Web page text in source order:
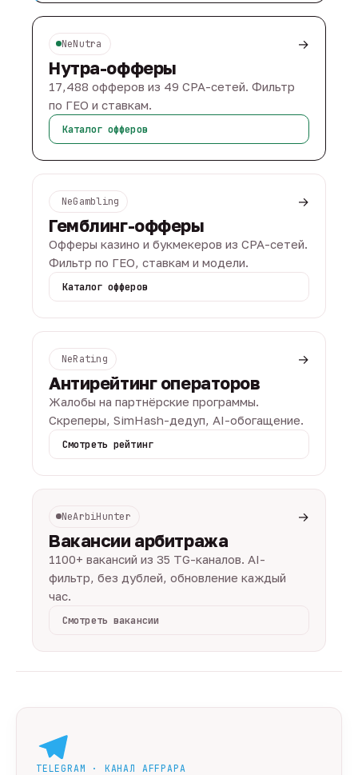
NeNutra →
Нутра-офферы
17,488 офферов из 49 CPA-сетей. Фильтр
по ГЕО и ставкам.
Каталог офферов
NeGambling →
Гемблинг-офферы
Офферы казино и букмекеров из CPA-сетей.
Фильтр по ГЕО, ставкам и модели.
Каталог офферов
NeRating →
Антирейтинг операторов
Жалобы на партнёрские программы.
Скреперы, SimHash-дедуп, AI-обогащение.
Смотреть рейтинг
NeArbiHunter →
Вакансии арбитража
1100+ вакансий из 35 TG-каналов. AI-
фильтр, без дублей, обновление каждый
час.
Смотреть вакансии
TELEGRAM · КАНАЛ AFFPAPA